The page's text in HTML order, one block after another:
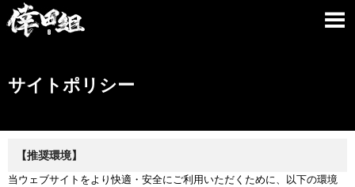
サイトポリシー
【推奨環境】
当ウェブサイトをより快適・安全にご利用いただくために、以下の環境